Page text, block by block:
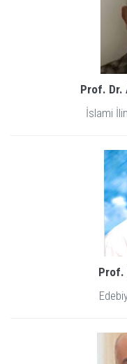
Prof. Dr.
İslami
Prof.